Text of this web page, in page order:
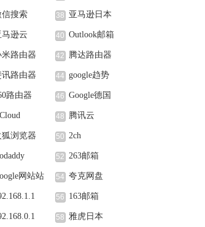
信搜索 38 亚马逊日本
马逊云 40 Outlook邮箱
米路由器 42 腾达路由器
讯路由器 44 google趋势
路由器 46 Google德国
48 腾讯云
狐浏览器 50 2ch
52 263邮箱
网站站
54 夸克网盘
56 163邮箱
58 雅虎日本